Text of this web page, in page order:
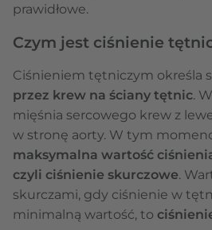
prawidłowe.
Czym jest ciśnienie
Ciśnieniem tętniczym określa
przez krew na ściany tętnic.
mięśnia sercowego krew z
w stronę aorty. W tym
maksymalna wartość
czyli ciśnienie skurczowe.
skurczami, gdy ciśnienie w
minimalną wartość, to